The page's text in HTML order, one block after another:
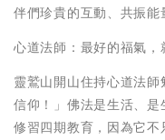
伴們珍貴的互動、共振能
心道法師：最好的福氣，
靈鷲山開山住持心道法
信仰！」佛法是生活、是
修習四期教育，因為它